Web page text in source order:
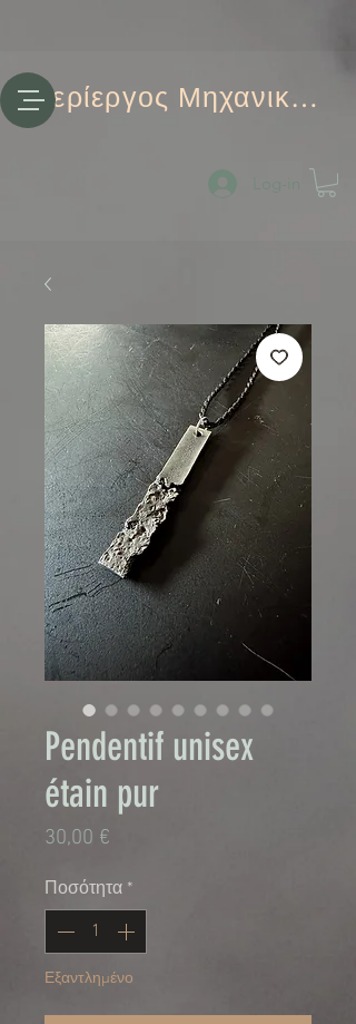
Περίεργος Μηχανικός
Log-in
Pendentif unisex
étain pur
30,00 €
Ποσότητα *
Εξαντλημένο